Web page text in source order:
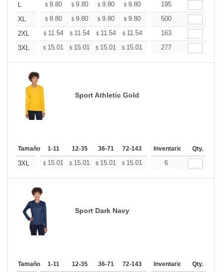
L
$ 9.80 $ 9.80 $ 9.80 $ 9.80 9.80
195
XL
$ 9.80 $ 9.80 $ 9.80 $ 9.80 9.80
500
2XL
$ 11.54 $ 11.54 $ 11.54 $ 11.54 11.54
163
3XL
$ 15.01 $ 15.01 $ 15.01 $ 15.01 15.01
277
Sport Athletic Gold
Tamaño 1-11 12-35 36-71 72-143 144-287 288 +
Inventario Qty.
3XL $ 15.01 $ 15.01 $ 15.01 $ 15.01 15.01
6
Sport Dark Navy
Tamaño 1-11 12-35 36-71 72-143 144-287 288 +
Inventario Qty.